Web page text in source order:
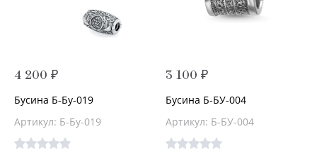
4 200 ₽
Бусина Б-Бу-019
Артикул: Б-Бу-019
3 100 ₽
Бусина Б-БУ-004
Артикул: Б-БУ-004